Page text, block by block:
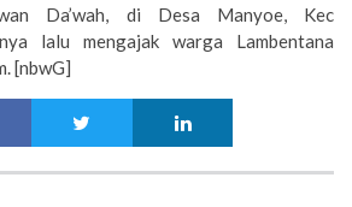
Da’wah, di Desa Manyoe, Kec
lalu mengajak warga Lambentana
[nbwG]